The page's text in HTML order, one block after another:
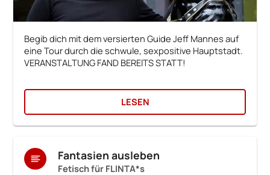
Begib dich mit dem versierten Guide Jeff Mannes auf
eine Tour durch die schwule, sexpositive Hauptstadt.
VERANSTALTUNG FAND BEREITS STATT!
LESEN
Fantasien ausleben
Fetisch für FLINTA*s